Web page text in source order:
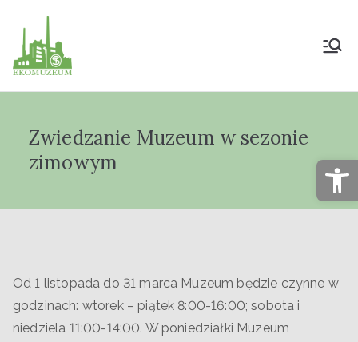
Muzeum Przyrody
"Ekomuzeum" im.
Zwiedzanie Muzeum w sezonie
zimowym
Od 1 listopada do 31 marca Muzeum będzie czynne w
godzinach: wtorek – piątek 8:00-16:00; sobota i
niedziela 11:00-14:00. W poniedziałki Muzeum